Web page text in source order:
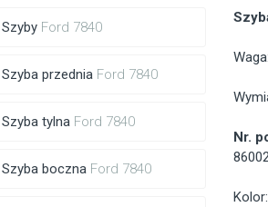
Szyby Ford 7840
Szyba przednia Ford 7840
Szyba tylna Ford 7840
Szyba boczna Ford 7840
Nr.